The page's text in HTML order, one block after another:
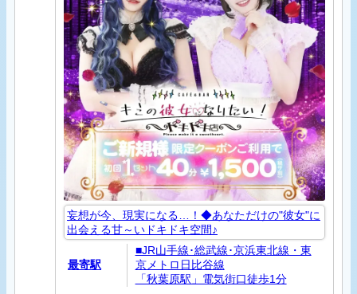
妄想が今、現実になる…！◆あなただけの"彼女"に
出会える甘～いドキドキ空間♪
最寄駅
■JR山手線･総武線･京浜東北線・東
京メトロ日比谷線
「秋葉原駅」電気街口徒歩1分